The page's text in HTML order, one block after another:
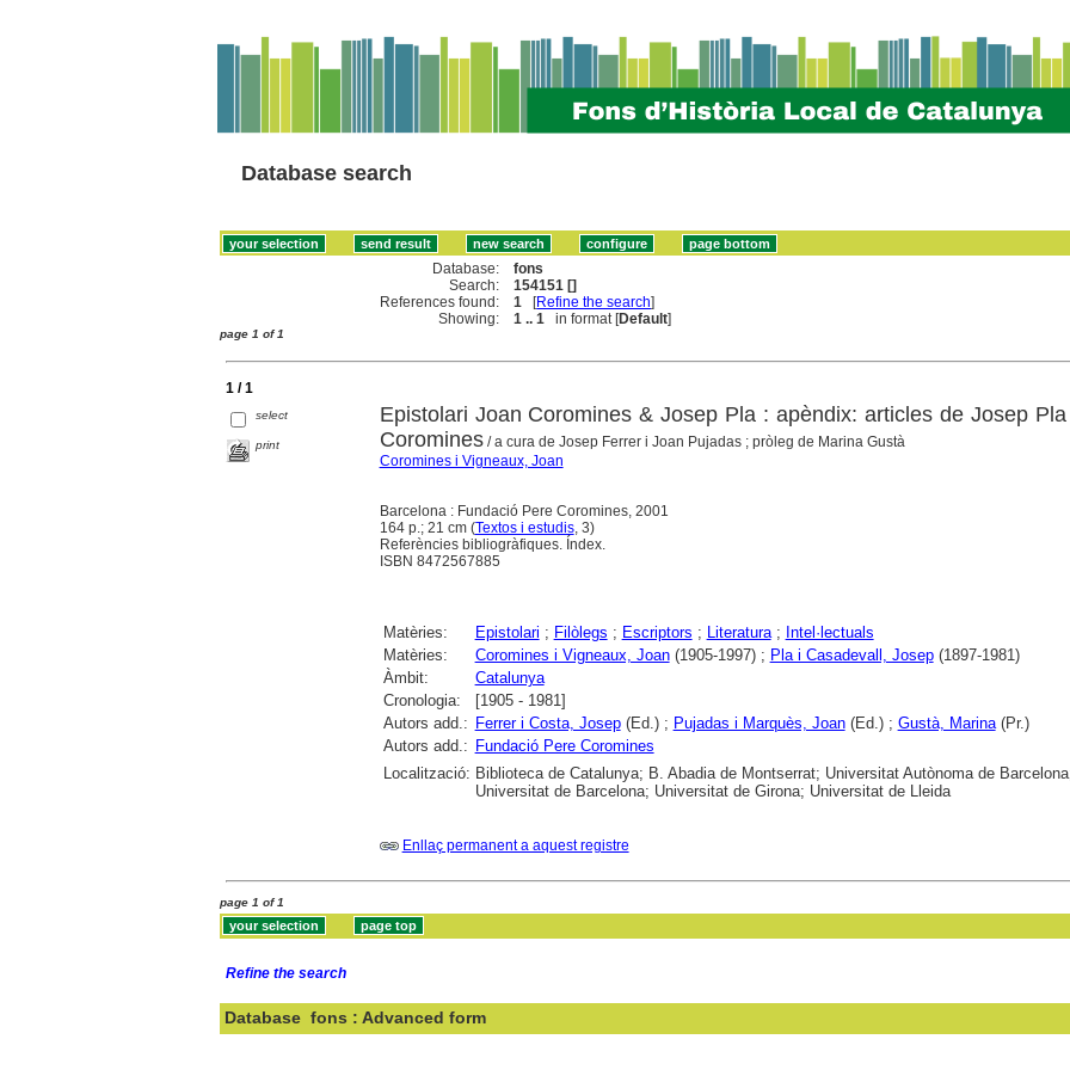
Database search
Database:
fons
Search:
154151 []
References found:
1 [Refine the search]
Showing:
1 .. 1 in format [Default]
page 1 of 1
1 / 1
select
print
Epistolari Joan Coromines & Josep Pla : apèndix: articles de Josep
Coromines/ a cura de Josep Ferrer i Joan Pujadas ; pròleg de Marina Gustà
Coromines i Vigneaux, Joan
Barcelona : Fundació Pere Coromines, 2001
164 p.; 21 cm (Textos i estudis, 3)
Referències bibliogràfiques. Índex.
ISBN 8472567885
Matèries: Epistolari ; Filòlegs ; Escriptors ; Literatura; Intel·lectuals
Matèries:
Coromines i Vigneaux, Joan(1905-1997) ; Pla i Casadevall, Josep(1897-1981)
Àmbit:
Catalunya
Cronologia:
[1905 - 1981]
Autors add.: Ferrer i Costa, Josep(Ed.) ; Pujadas i Marquès, Joan(Ed.) ; Gustà, Marina(Pr.)
Autors add.: Fundació Pere Coromines
Localització: Biblioteca de Catalunya; B. Abadia de Montserrat; Universitat Autònoma de
Universitat de Barcelona; Universitat de Girona; Universitat de Lleida
Enllaç permanent a aquest registre
page 1 of 1
Refine the search
Database fons : Advanced form